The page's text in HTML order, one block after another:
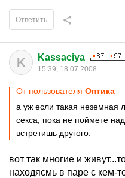
Ответить
K Kassaciya
15:39, 18.07.2008
От пользователя Оптика
а уж если такая неземная
секса, пока не поймете
встретишь другого.
вот так многие и
находясмь в паре с кем-